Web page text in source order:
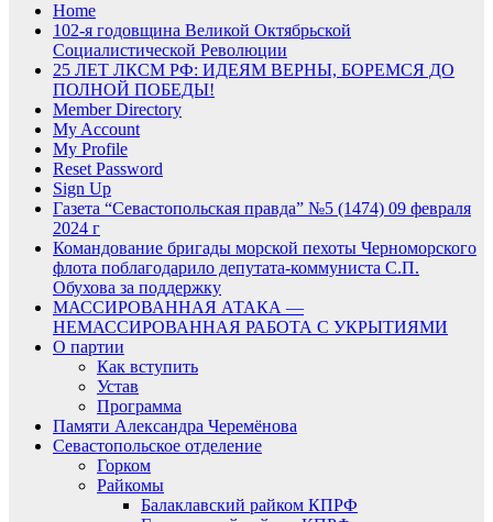
Home
102-я годовщина Великой Октябрьской
Социалистической Революции
25 ЛЕТ ЛКСМ РФ: ИДЕЯМ ВЕРНЫ, БОРЕМСЯ ДО
ПОЛНОЙ ПОБЕДЫ!
Member Directory
My Account
My Profile
Reset Password
Sign Up
Газета “Севастопольская правда” №5 (1474) 09 февраля
2024 г
Командование бригады морской пехоты Черноморского
флота поблагодарило депутата-коммуниста С.П.
Обухова за поддержку
МАССИРОВАННАЯ АТАКА —
НЕМАССИРОВАННАЯ РАБОТА С УКРЫТИЯМИ
О партии
Как вступить
Устав
Программа
Памяти Александра Черемёнова
Севастопольское отделение
Горком
Райкомы
Балаклавский райком КПРФ